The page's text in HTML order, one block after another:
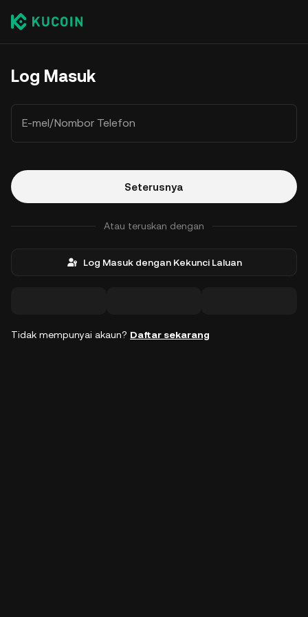
Log Masuk
E-mel/Nombor Telefon
Seterusnya
Atau teruskan dengan
Log Masuk dengan Kekunci Laluan
Tidak mempunyai akaun? Daftar sekarang